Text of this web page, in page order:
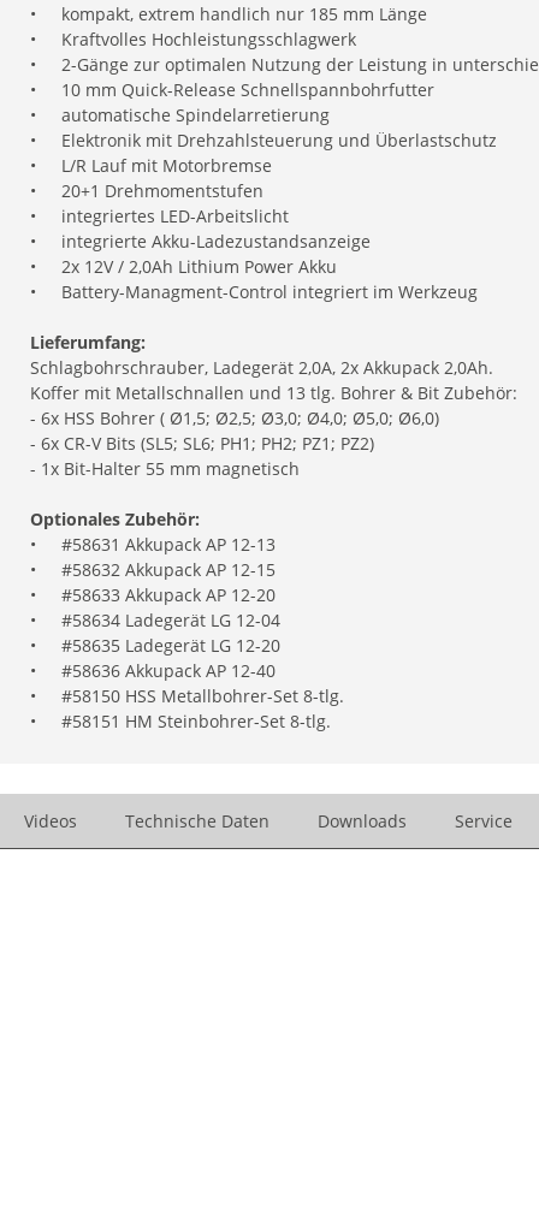
•
kompakt, extrem handlich nur 185 mm Länge
•
Kraftvolles Hochleistungsschlagwerk
•
2-Gänge zur optimalen Nutzung der Leistung in
•
10 mm Quick-Release Schnellspannbohrfutter
•
automatische Spindelarretierung
•
Elektronik mit Drehzahlsteuerung und Überlastschutz
•
L/R Lauf mit Motorbremse
•
20+1 Drehmomentstufen
•
integriertes LED-Arbeitslicht
•
integrierte Akku-Ladezustandsanzeige
•
2x 12V / 2,0Ah Lithium Power Akku
•
Battery-Managment-Control integriert im Werkzeug
Lieferumfang:
Schlagbohrschrauber, Ladegerät 2,0A, 2x Akkupack 2,0Ah.
Koffer mit Metallschnallen und 13 tlg. Bohrer & Bit Zubehör:
- 6x HSS Bohrer ( Ø1,5; Ø2,5; Ø3,0; Ø4,0; Ø5,0; Ø6,0)
- 6x CR-V Bits (SL5; SL6; PH1; PH2; PZ1; PZ2)
- 1x Bit-Halter 55 mm magnetisch
Optionales Zubehör:
•
#58631 Akkupack AP 12-13
•
#58632 Akkupack AP 12-15
•
#58633 Akkupack AP 12-20
•
#58634 Ladegerät LG 12-04
•
#58635 Ladegerät LG 12-20
•
#58636 Akkupack AP 12-40
•
#58150 HSS Metallbohrer-Set 8-tlg.
•
#58151 HM Steinbohrer-Set 8-tlg.
Videos Technische Daten Downloads Service